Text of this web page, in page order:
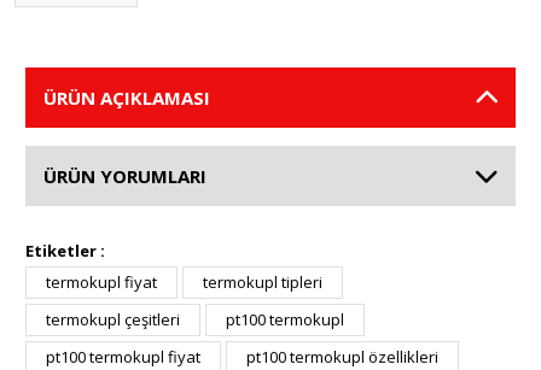
ÜRÜN AÇIKLAMASI
ÜRÜN YORUMLARI
Etiketler :
termokupl fiyat
termokupl tipleri
termokupl çeşitleri
pt100 termokupl
pt100 termokupl fiyat
pt100 termokupl özellikleri